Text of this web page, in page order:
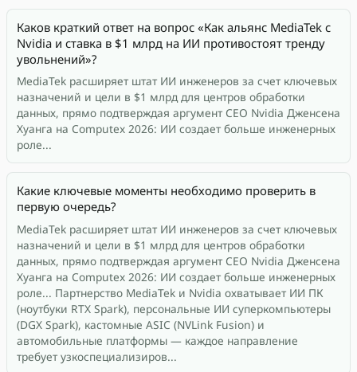
Каков краткий ответ на вопрос «Как альянс MediaTek с
Nvidia и ставка в $1 млрд на ИИ противостоят тренду
увольнений»?
MediaTek расширяет штат ИИ инженеров за счет ключевых
назначений и цели в $1 млрд для центров обработки
данных, прямо подтверждая аргумент CEO Nvidia Дженсена
Хуанга на Computex 2026: ИИ создает больше инженерных
роле...
Какие ключевые моменты необходимо проверить в
первую очередь?
MediaTek расширяет штат ИИ инженеров за счет ключевых
назначений и цели в $1 млрд для центров обработки
данных, прямо подтверждая аргумент CEO Nvidia Дженсена
Хуанга на Computex 2026: ИИ создает больше инженерных
роле... Партнерство MediaTek и Nvidia охватывает ИИ ПК
(ноутбуки RTX Spark), персональные ИИ суперкомпьютеры
(DGX Spark), кастомные ASIC (NVLink Fusion) и
автомобильные платформы — каждое направление
требует узкоспециализиров...